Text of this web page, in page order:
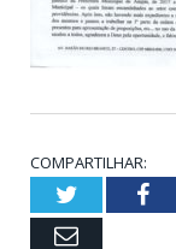
COMPARTILHAR:
Twitter
Email